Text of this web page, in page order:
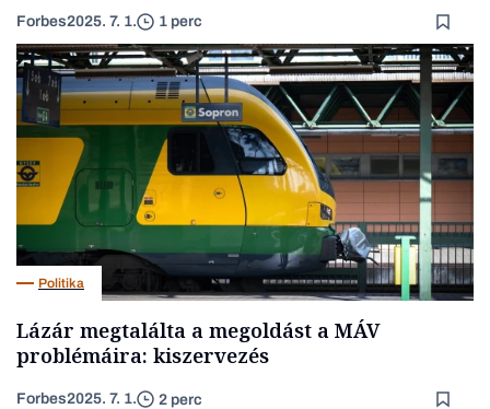
Forbes2025. 7. 1. 1 perc
Politika
Lázár megtalálta a megoldást a MÁV
problémáira: kiszervezés
Forbes2025. 7. 1. 2 perc